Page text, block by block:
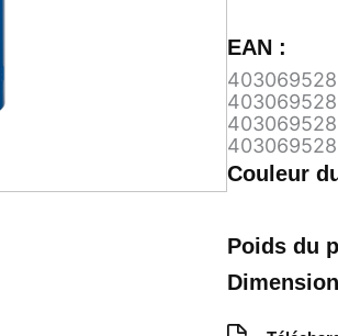
EAN :
Couleur
Poids du